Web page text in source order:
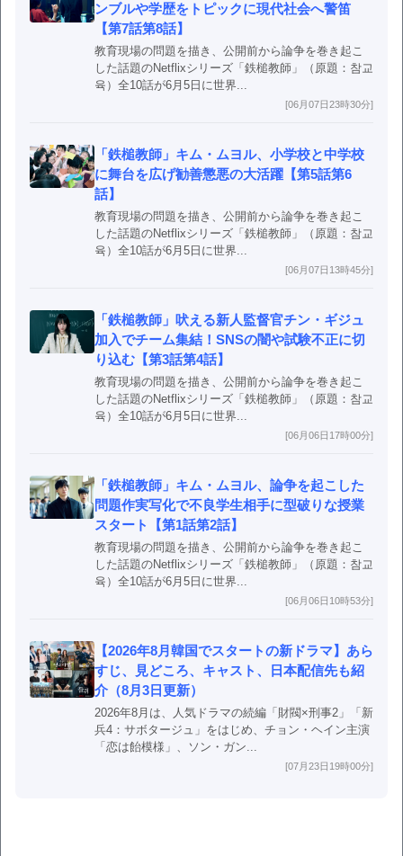
ンブルや学歴をトピックに現代社会へ警笛
【第7話第8話】
教育現場の問題を描き、公開前から論争を巻き起こ
した話題のNetflixシリーズ「鉄槌教師」（原題：참교
육）全10話が6月5日に世界...
[06月07日23時30分]
「鉄槌教師」キム・ムヨル、小学校と中学校
に舞台を広げ勧善懲悪の大活躍【第5話第6
話】
教育現場の問題を描き、公開前から論争を巻き起こ
した話題のNetflixシリーズ「鉄槌教師」（原題：참교
육）全10話が6月5日に世界...
[06月07日13時45分]
「鉄槌教師」吠える新人監督官チン・ギジュ
加入でチーム集結！SNSの闇や試験不正に切
り込む【第3話第4話】
教育現場の問題を描き、公開前から論争を巻き起こ
した話題のNetflixシリーズ「鉄槌教師」（原題：참교
육）全10話が6月5日に世界...
[06月06日17時00分]
「鉄槌教師」キム・ムヨル、論争を起こした
問題作実写化で不良学生相手に型破りな授業
スタート【第1話第2話】
教育現場の問題を描き、公開前から論争を巻き起こ
した話題のNetflixシリーズ「鉄槌教師」（原題：참교
육）全10話が6月5日に世界...
[06月06日10時53分]
【2026年8月韓国でスタートの新ドラマ】あら
すじ、見どころ、キャスト、日本配信先も紹
介（8月3日更新）
2026年8月は、人気ドラマの続編「財閥×刑事2」「新
兵4：サボタージュ」をはじめ、チョン・ヘイン主演
「恋は飴模様」、ソン・ガン...
[07月23日19時00分]